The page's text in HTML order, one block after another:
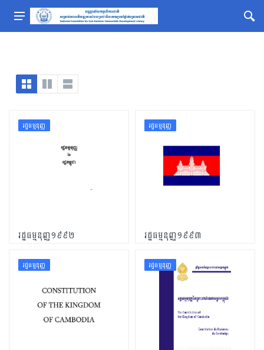
រដ្ឋធម្មនុញ្ញ
រដ្ឋធម្មនុញ្ញ១៩៩២
រដ្ឋធម្មនុញ្ញ
រដ្ឋធម្មនុញ្ញ១៩៩៣
រដ្ឋធម្មនុញ្ញ រដ្ឋធម្មនុញ្ញ